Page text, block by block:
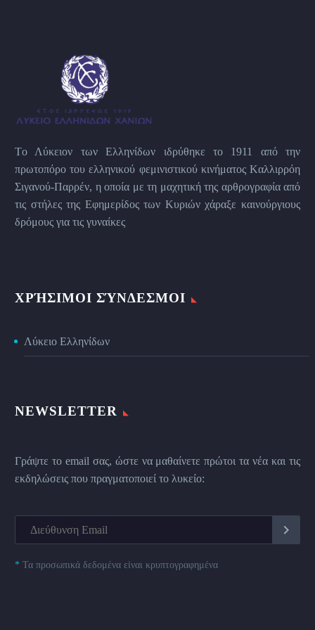
Tο Λύκειον των Eλληνίδων ιδρύθηκε το 1911 από την
πρωτοπόρο του ελληνικού φεμινιστικού κινήματος Kαλλιρρόη
Σιγανού-Παρρέν, η οποία με τη μαχητική της αρθρογραφία από
τις στήλες της Εφημερίδος των Kυριών χάραξε καινούργιους
δρόμους για τις γυναίκες
ΧΡΉΣΙΜΟΙ ΣΎΝΔΕΣΜΟΙ
Λύκειο Ελληνίδων
NEWSLETTER
Γράψτε το email σας, ώστε να μαθαίνετε πρώτοι τα νέα και τις
εκδηλώσεις που πραγματοποιεί το λυκείο:
* Τα προσωπικά δεδομένα είναι κρυπτογραφημένα